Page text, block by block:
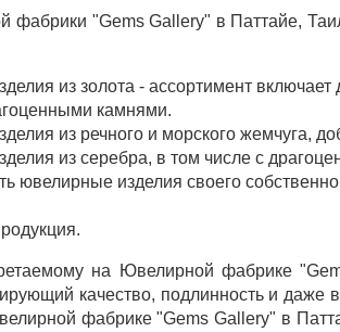
фабрики "Gems Gallery" в Паттайе,
из золота - ассортимент включает
камнями.
из речного и морского жемчуга,
из серебра, в том числе с
ювелирные изделия своего
на Ювелирной фабрике
качество, подлинность и
фабрике "Gems Gallery" в